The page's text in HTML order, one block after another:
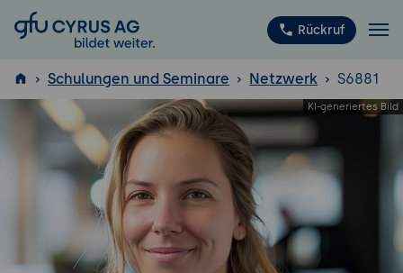
GFU Cyrus AG Rückruf
ISTQB ®
Schulungen und Seminare Netzwerk S6881